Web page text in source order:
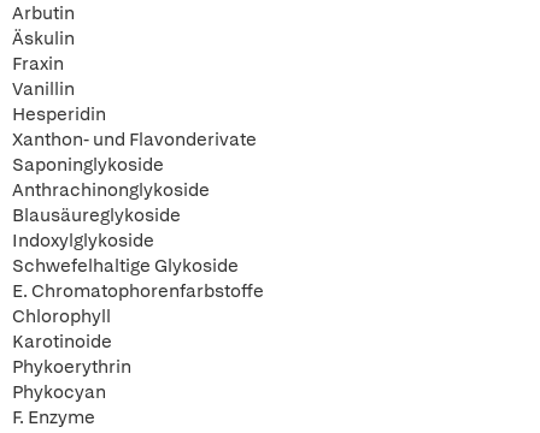
Arbutin
Äskulin
Fraxin
Vanillin
Hesperidin
Xanthon- und Flavonderivate
Saponinglykoside
Anthrachinonglykoside
Blausäureglykoside
Indoxylglykoside
Schwefelhaltige Glykoside
E. Chromatophorenfarbstoffe
Chlorophyll
Karotinoide
Phykoerythrin
Phykocyan
F. Enzyme